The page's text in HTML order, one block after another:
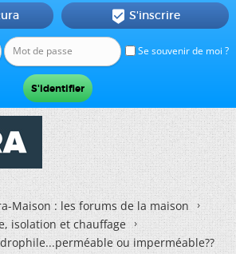
Se souvenir de moi ?
 S'inscrire
Maison : les forums de la maison
isolation et chauffage
ou imperméable??